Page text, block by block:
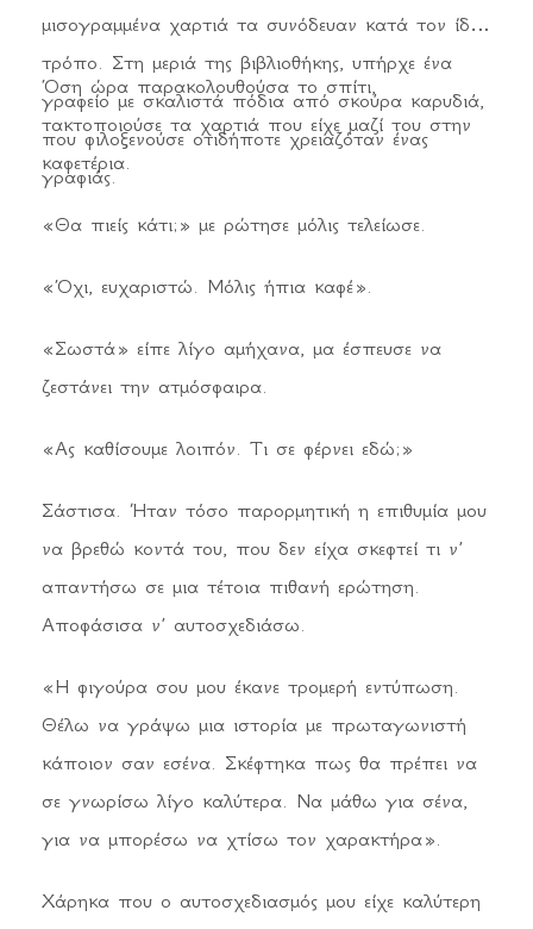
μισογραμμένα χαρτιά τα συνόδευαν κατά τον ίδιο
τρόπο. Στη μεριά της βιβλιοθήκης, υπήρχε ένα
γραφείο με σκαλιστά πόδια από σκούρα καρυδιά,
που φιλοξενούσε οτιδήποτε χρειαζόταν ένας
γραφιάς.
Όση ώρα παρακολουθούσα το σπίτι,
τακτοποιούσε τα χαρτιά που είχε μαζί του στην
καφετέρια.
«Θα πιείς κάτι;» με ρώτησε μόλις τελείωσε.
«Όχι, ευχαριστώ. Μόλις ήπια καφέ».
«Σωστά» είπε λίγο αμήχανα, μα έσπευσε να
ζεστάνει την ατμόσφαιρα.
«Ας καθίσουμε λοιπόν. Τι σε φέρνει εδώ;»
Σάστισα. Ήταν τόσο παρορμητική η επιθυμία μου
να βρεθώ κοντά του, που δεν είχα σκεφτεί τι ν’
απαντήσω σε μια τέτοια πιθανή ερώτηση.
Αποφάσισα ν’ αυτοσχεδιάσω.
«Η φιγούρα σου μου έκανε τρομερή εντύπωση.
Θέλω να γράψω μια ιστορία με πρωταγωνιστή
κάποιον σαν εσένα. Σκέφτηκα πως θα πρέπει να
σε γνωρίσω λίγο καλύτερα. Να μάθω για σένα,
για να μπορέσω να χτίσω τον χαρακτήρα».
Χάρηκα που ο αυτοσχεδιασμός μου είχε καλύτερη